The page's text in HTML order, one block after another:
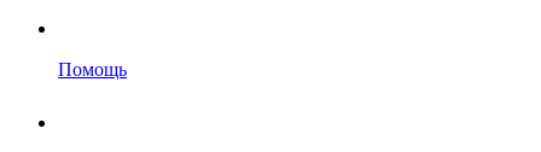
Помощь